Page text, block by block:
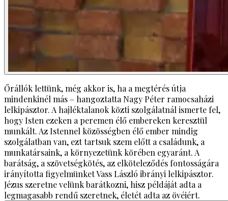
Őrállók lettünk, még akkor is, ha a megtérés útja
mindenkinél más – hangoztatta Nagy Péter ramocsaházi
lelkipásztor. A hajléktalanok közti szolgálatnál ismerte fel,
hogy Isten ezeken a peremen élő embereken keresztül
munkált. Az Istennel közösségben élő ember mindig
szolgálatban van, ezt tartsuk szem előtt a családunk, a
munkatársaink, a környezetünk körében egyaránt. A
barátság, a szövetségkötés, az elköteleződés fontosságára
irányította figyelmünket Vass László ibrányi lelkipásztor.
Jézus szeretne velünk barátkozni, hisz példáját adta a
legmagasabb rendű szeretnek, életét adta az övéiért.